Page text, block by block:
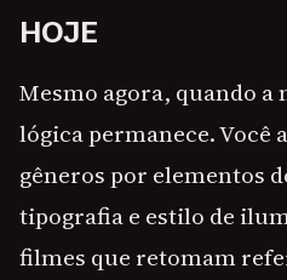
HOJE
Mesmo agora, quando
lógica permanece. Você
gêneros por elementos
tipografia e estilo de
filmes que retomam